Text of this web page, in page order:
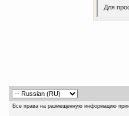
Для
Все права на размещенную информацию